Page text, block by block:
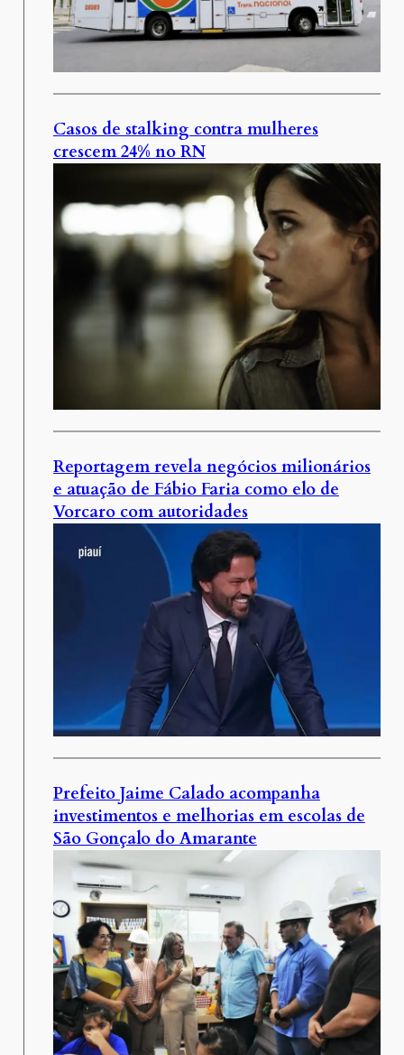
Casos de stalking contra mulheres
crescem 24% no RN
Reportagem revela negócios milionários
e atuação de Fábio Faria como elo de
Vorcaro com autoridades
Prefeito Jaime Calado acompanha
investimentos e melhorias em escolas de
São Gonçalo do Amarante